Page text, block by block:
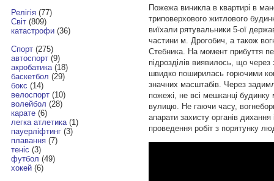
Релігія(77)
Світ(809)
катастрофи(36)
Спорт(275)
автоспорт(9)
акробатика(18)
баскетбол (29)
бокс (14)
велоспорт(10)
волейбол (28)
карате(6)
легка атлетика(1)
пауерліфтинг(3)
плавання(7)
теніс (3)
футбол (49)
хокей(6)
Пожежа виникла в квартирі в
триповерхового житлового
виїхали рятувальники 5-ої
частини м. Дрогобич, а також
Стебника. На момент прибуття
підрозділів виявилось, що
швидко поширилась горючими
значних масштабів. Через
пожежі, не всі мешканці будинку
вулицю. Не гаючи часу,
апарати захисту органів
проведення робіт з порятунку